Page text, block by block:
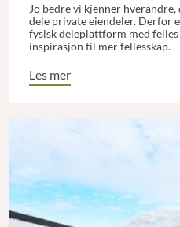
Jo bedre vi kjenner
dele private eiendeler. Derfor
fysisk deleplattform med felles
inspirasjon til mer fellesskap.
Les mer